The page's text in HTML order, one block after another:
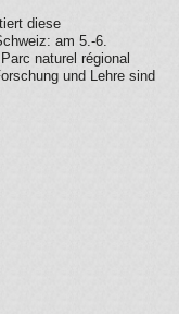
diese
am 5.-6.
naturel régional
und Lehre sind